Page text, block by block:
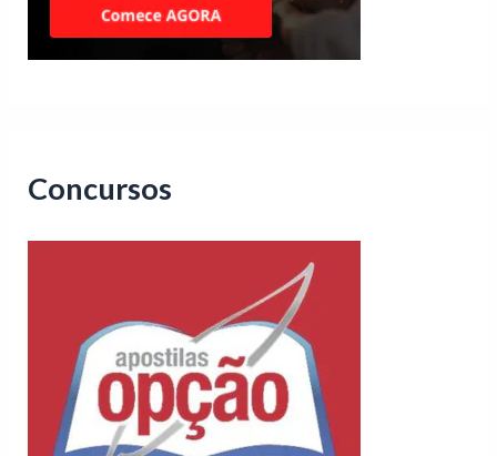
Concursos